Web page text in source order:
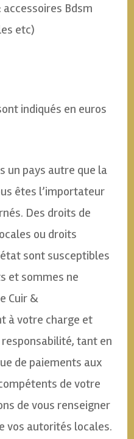
Bdsm
etc)
indiqués en euros
un pays autre que la
êtes l’importateur
Des droits de
ou droits
sont susceptibles
et sommes ne
Cuir &
à votre charge et
tant en
de paiements aux
de votre
de vous renseigner
vos autorités locales.